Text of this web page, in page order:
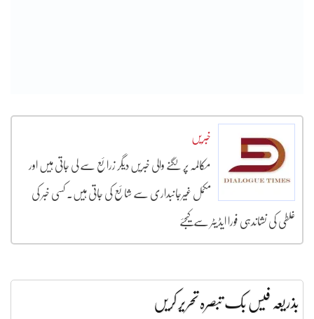
خبریں
مکالمہ پر لگنے والی خبریں دیگر زرائع سے لی جاتی ہیں اور
مکمل غیرجانبداری سے شائع کی جاتی ہیں۔ کسی خبر کی
غلطی کی نشاندہی فورا ایڈیٹر سے کیجئے
بذریعہ فیس بک تبصرہ تحریر کریں